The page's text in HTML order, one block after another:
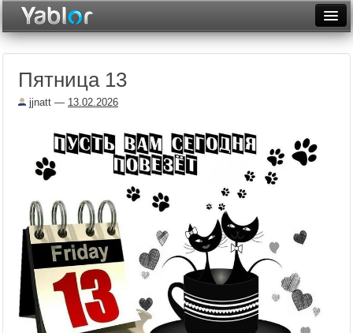
Рейтинги
Архив
Фототоп
Видеотоп
Пятница 13
jjnatt — 13.02.2026